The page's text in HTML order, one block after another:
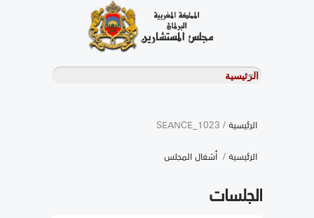
الرئيسية/ SEANCE_1023
الرئيسية/ أشغال المجلس
الجلسات